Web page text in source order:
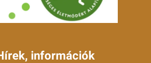
információk